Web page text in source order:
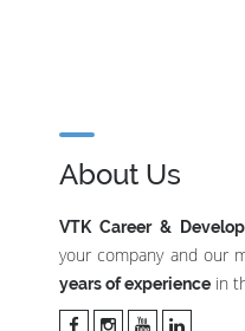
About Us
VTK Career &
your company and our
years of experience in